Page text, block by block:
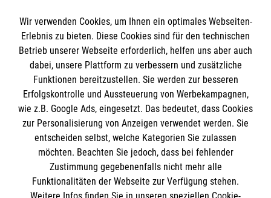
Informationen
Impressum
Datenschutz
Kontakt
Barrierefreiheit
Die Malteser
Malteser in Deutschland
Malteserorden
Spendenkonto
Wir verwenden Cookies, um Ihnen ein optimales Webseiten-
Erlebnis zu bieten. Diese Cookies sind für den technischen
Betrieb unserer Webseite erforderlich, helfen uns aber auch
dabei, unsere Plattform zu verbessern und zusätzliche
Funktionen bereitzustellen. Sie werden zur besseren
Erfolgskontrolle und Aussteuerung von Werbekampagnen,
wie z.B. Google Ads, eingesetzt. Das bedeutet, dass Cookies
zur Personalisierung von Anzeigen verwendet werden. Sie
entscheiden selbst, welche Kategorien Sie zulassen
möchten. Beachten Sie jedoch, dass bei fehlender
Zustimmung gegebenenfalls nicht mehr alle
Funktionalitäten der Webseite zur Verfügung stehen.